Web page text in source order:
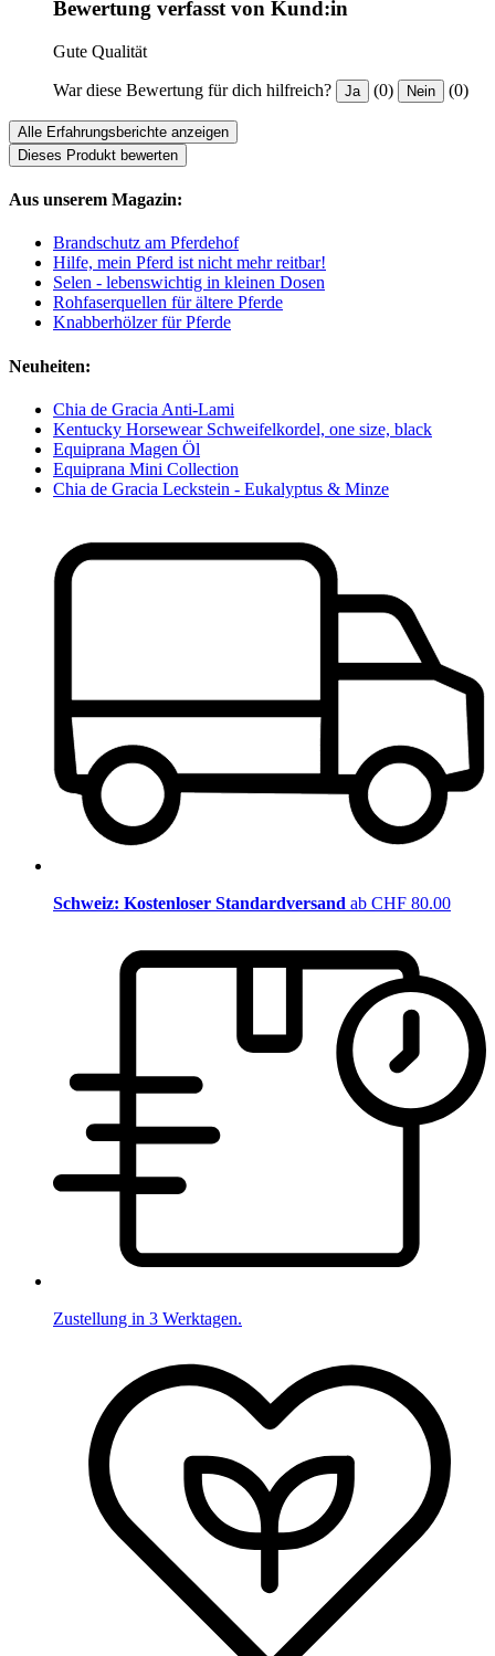
Bewertung verfasst von Kund:in
Gute Qualität
War diese Bewertung für dich hilfreich? Ja (0) Nein (0)
Alle Erfahrungsberichte anzeigen
Dieses Produkt bewerten
Aus unserem Magazin:
Brandschutz am Pferdehof
Hilfe, mein Pferd ist nicht mehr reitbar!
Selen - lebenswichtig in kleinen Dosen
Rohfaserquellen für ältere Pferde
Knabberhölzer für Pferde
Neuheiten:
Chia de Gracia Anti-Lami
Kentucky Horsewear Schweifelkordel, one size, black
Equiprana Magen Öl
Equiprana Mini Collection
Chia de Gracia Leckstein - Eukalyptus & Minze
Schweiz: Kostenloser Standardversand ab CHF 80.00
Zustellung in 3 Werktagen.